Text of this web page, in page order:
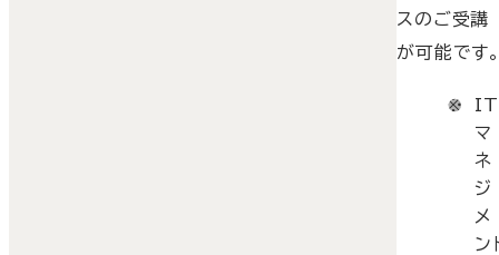
スのご受講
が可能です
IT
マ
ネ
ジ
メ
ン